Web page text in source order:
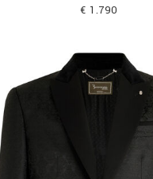
€ 1.790